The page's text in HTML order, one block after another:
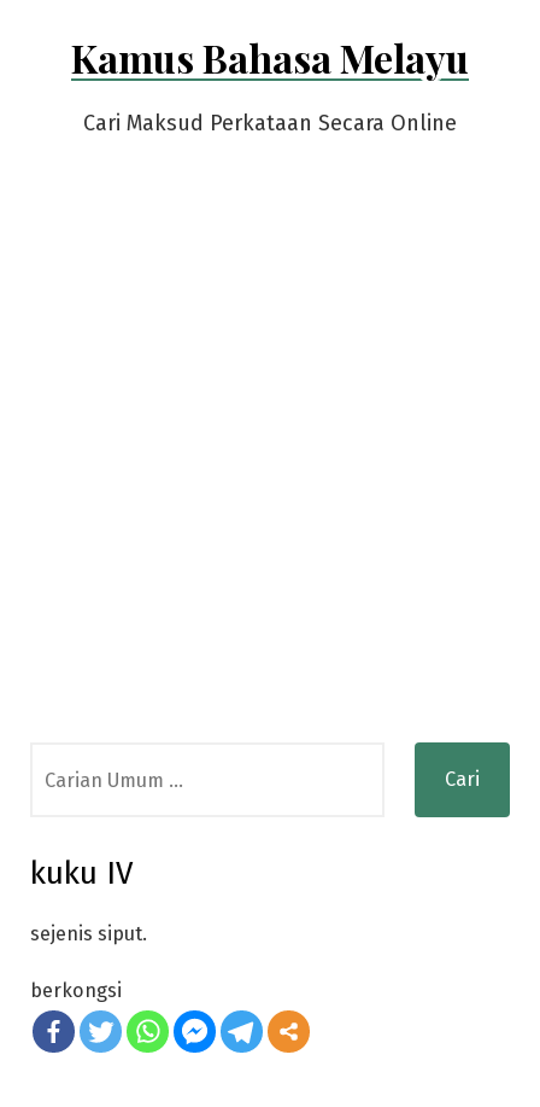
Kamus Bahasa Melayu
Cari Maksud Perkataan Secara Online
for:
kuku IV
sejenis siput.
berkongsi